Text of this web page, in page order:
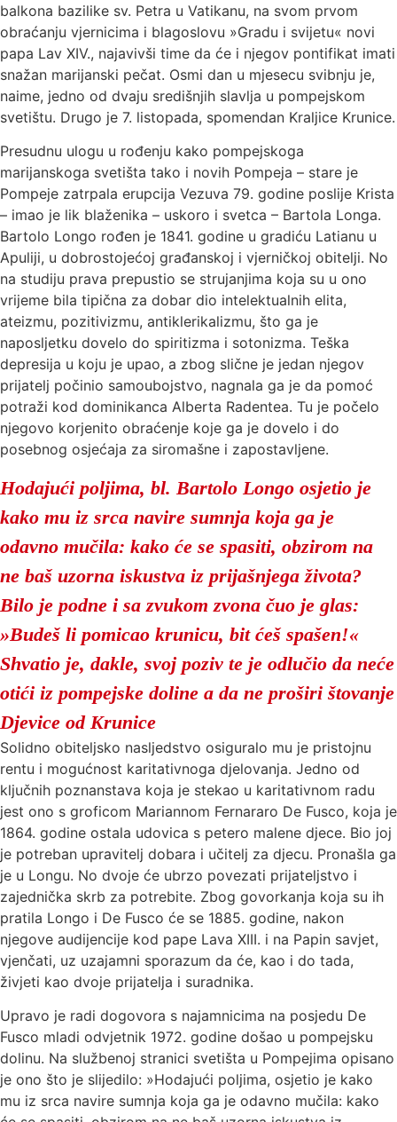
balkona bazilike sv. Petra u Vatikanu, na svom prvom
obraćanju vjernicima i blagoslovu »Gradu i svijetu« novi
papa Lav XIV., najavivši time da će i njegov pontifikat imati
snažan marijanski pečat. Osmi dan u mjesecu svibnju je,
naime, jedno od dvaju središnjih slavlja u pompejskom
svetištu. Drugo je 7. listopada, spomendan Kraljice Krunice.
Presudnu ulogu u rođenju kako pompejskoga
marijanskoga svetišta tako i novih Pompeja – stare je
Pompeje zatrpala erupcija Vezuva 79. godine poslije Krista
– imao je lik blaženika – uskoro i svetca – Bartola Longa.
Bartolo Longo rođen je 1841. godine u gradiću Latianu u
Apuliji, u dobrostojećoj građanskoj i vjerničkoj obitelji. No
na studiju prava prepustio se strujanjima koja su u ono
vrijeme bila tipična za dobar dio intelektualnih elita,
ateizmu, pozitivizmu, antiklerikalizmu, što ga je
naposljetku dovelo do spiritizma i sotonizma. Teška
depresija u koju je upao, a zbog slične je jedan njegov
prijatelj počinio samoubojstvo, nagnala ga je da pomoć
potraži kod dominikanca Alberta Radentea. Tu je počelo
njegovo korjenito obraćenje koje ga je dovelo i do
posebnog osjećaja za siromašne i zapostavljene.
Hodajući poljima, bl. Bartolo Longo osjetio je
kako mu iz srca navire sumnja koja ga je
odavno mučila: kako će se spasiti, obzirom na
ne baš uzorna iskustva iz prijašnjega života?
Bilo je podne i sa zvukom zvona čuo je glas:
»Budeš li pomicao krunicu, bit ćeš spašen!«
Shvatio je, dakle, svoj poziv te je odlučio da neće
otići iz pompejske doline a da ne proširi štovanje
Djevice od Krunice
Solidno obiteljsko nasljedstvo osiguralo mu je pristojnu
rentu i mogućnost karitativnoga djelovanja. Jedno od
ključnih poznanstava koja je stekao u karitativnom radu
jest ono s groficom Mariannom Fernararo De Fusco, koja je
1864. godine ostala udovica s petero malene djece. Bio joj
je potreban upravitelj dobara i učitelj za djecu. Pronašla ga
je u Longu. No dvoje će ubrzo povezati prijateljstvo i
zajednička skrb za potrebite. Zbog govorkanja koja su ih
pratila Longo i De Fusco će se 1885. godine, nakon
njegove audijencije kod pape Lava XIII. i na Papin savjet,
vjenčati, uz uzajamni sporazum da će, kao i do tada,
živjeti kao dvoje prijatelja i suradnika.
Upravo je radi dogovora s najamnicima na posjedu De
Fusco mladi odvjetnik 1972. godine došao u pompejsku
dolinu. Na službenoj stranici svetišta u Pompejima opisano
je ono što je slijedilo: »Hodajući poljima, osjetio je kako
mu iz srca navire sumnja koja ga je odavno mučila: kako